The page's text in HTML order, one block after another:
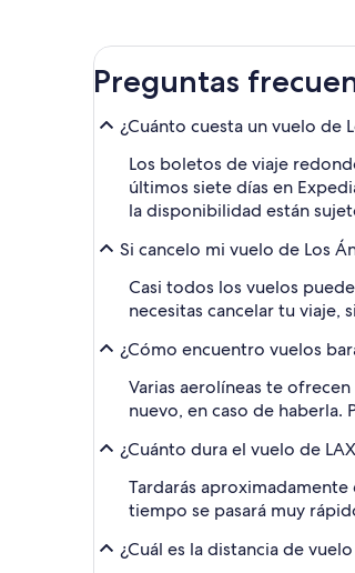
Preguntas
¿Cuánto cuesta un vuelo de
Los boletos de viaje
últimos siete días en
la disponibilidad están
Si cancelo mi vuelo de Los
Casi todos los vuelos
necesitas cancelar tu viaje,
¿Cómo encuentro vuelos
Varias aerolíneas te
nuevo, en caso de haberla.
¿Cuánto dura el vuelo de
Tardarás
tiempo se pasará muy
¿Cuál es la distancia de